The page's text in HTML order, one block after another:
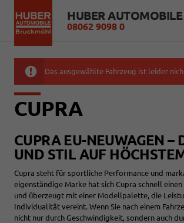
08062 9098 0
Das ausgewählte Fahrzeug ist leider
CUPRA
CUPRA EU-NEUWAGEN –
UND STIL AUF
Cupra steht für sportliche Performance und
eigenständige Marke hat sich Cupra schnell
und überzeugt mit einer Modellpalette, die
Individualität vereint. Wenn Sie nach einem
nicht nur durch Geschwindigkeit, sondern auch